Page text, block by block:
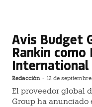
Avis Budget
Rankin
International
Redacción - 12 de septiembre
El proveedor global
Group ha anunciado